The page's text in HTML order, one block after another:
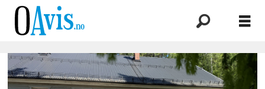
Emne: